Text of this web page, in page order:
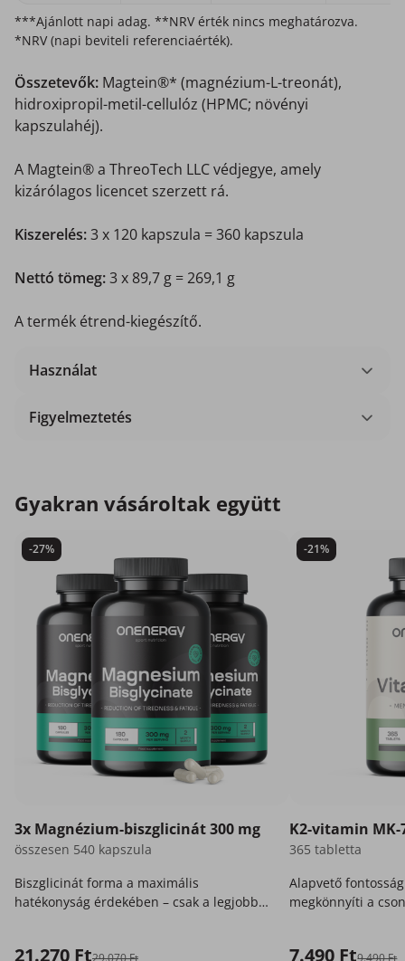
***Ajánlott napi adag. **NRV érték nincs meghatározva.
*NRV (napi beviteli referenciaérték).
Összetevők: Magtein®* (magnézium-L-treonát),
hidroxipropil-metil-cellulóz (HPMC; növényi
kapszulahéj).
A Magtein® a ThreoTech LLC védjegye, amely
kizárólagos licencet szerzett rá.
Kiszerelés:3 x 120 kapszula = 360 kapszula
Nettó tömeg:3 x 89,7 g = 269,1 g
A termék étrend-kiegészítő.
Használat
Figyelmeztetés
Gyakran vásároltak együtt
-27%
3x Magnézium-biszglicinát 300 mg
összesen 540 kapszula
Biszglicinát forma a maximális
hatékonyság érdekében – csak a legjobb
21.270 Ft
-21%
K2-vitamin MK-
365 tabletta
Alapvető
megkönnyíti a
7.490 Ft